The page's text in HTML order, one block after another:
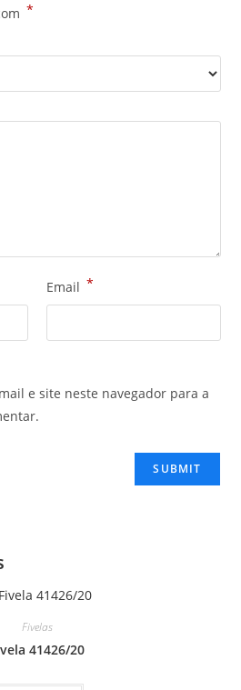
*
Email *
e site neste navegador para a
Fivelas
41426/20